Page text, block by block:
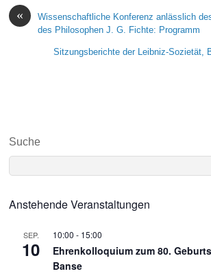
«
Wissenschaftliche Konferenz anlässlich
des Philosophen J. G. Fichte: Programm
Sitzungsberichte der Leibniz-Sozietät,
Suche
Anstehende Veranstaltungen
SEP.
10
10:00 - 15:00
Ehrenkolloquium zum 80.
Banse